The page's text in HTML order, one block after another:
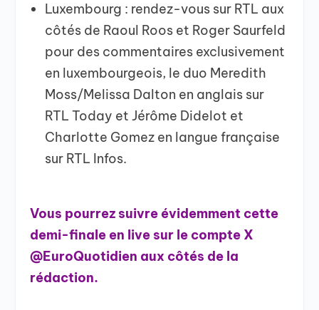
Luxembourg : rendez-vous sur RTL aux
côtés de Raoul Roos et Roger Saurfeld
pour des commentaires exclusivement
en luxembourgeois, le duo Meredith
Moss/Melissa Dalton en anglais sur
RTL Today et Jérôme Didelot et
Charlotte Gomez en langue française
sur RTL Infos.
Vous pourrez suivre évidemment cette
demi-finale en live sur le compte X
@EuroQuotidien aux côtés de la
rédaction.